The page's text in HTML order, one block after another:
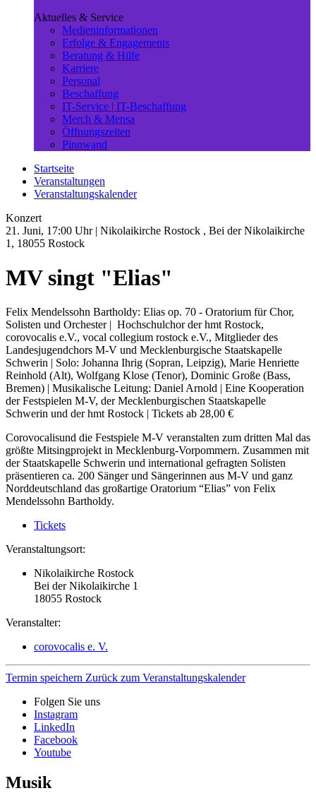
Aktuelles & Service
Medieninformationen
Erfolge & Engagements
Beratung & Hilfe
Karriere
Personal
Beschaffung
IT-Service | IT-Beschaffung
Merch & Mensa
Öffnungszeiten
Pinnwand
Startseite
Veranstaltungen
Veranstaltungskalender
Konzert
21. Juni, 17:00 Uhr | Nikolaikirche Rostock , Bei der Nikolaikirche
1, 18055 Rostock
MV singt "Elias"
Felix Mendelssohn Bartholdy: Elias op. 70 - Oratorium für Chor,
Solisten und Orchester | Hochschulchor der hmt Rostock,
corovocalis e.V., vocal collegium rostock e.V., Mitglieder des
Landesjugendchors M-V und Mecklenburgische Staatskapelle
Schwerin | Solo: Johanna Ihrig (Sopran, Leipzig), Marie Henriette
Reinhold (Alt), Wolfgang Klose (Tenor), Dominic Große (Bass,
Bremen) | Musikalische Leitung: Daniel Arnold | Eine Kooperation
der Festspielen M-V, der Mecklenburgischen Staatskapelle
Schwerin und der hmt Rostock | Tickets ab 28,00 €
Corovocalisund die Festspiele M-V veranstalten zum dritten Mal das
größte Mitsingprojekt in Mecklenburg-Vorpommern. Zusammen mit
der Staatskapelle Schwerin und international gefragten Solisten
präsentieren ca. 200 Sänger und Sängerinnen aus M-V und ganz
Norddeutschland das großartige Oratorium “Elias” von Felix
Mendelssohn Bartholdy.
Tickets
Veranstaltungsort:
Nikolaikirche Rostock
Bei der Nikolaikirche 1
18055 Rostock
Veranstalter:
corovocalis e. V.
Termin speichern Zurück zum Veranstaltungskalender
Folgen Sie uns
Instagram
LinkedIn
Facebook
Youtube
Musik